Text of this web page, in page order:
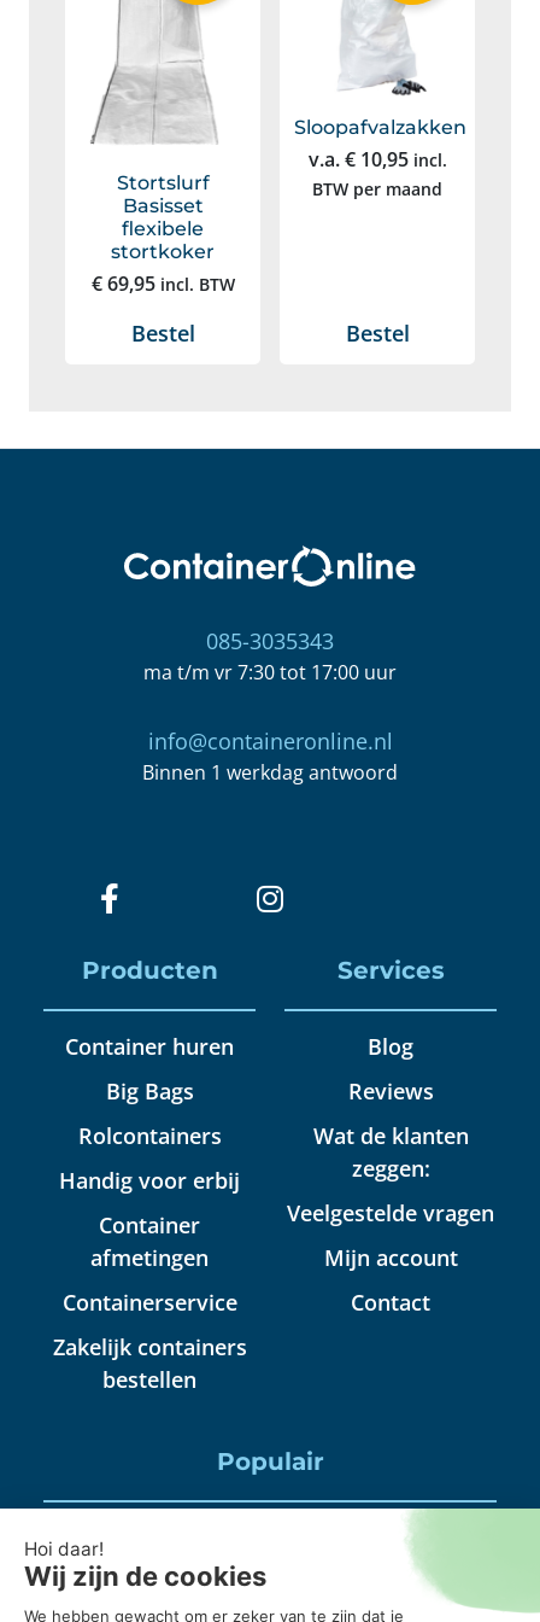
Stortslurf
Basisset
flexibele
stortkoker
€69,95 incl. BTW
Bestel
Sloopafvalzakken
v.a.€10,95 incl.
BTW per maand
Bestel
085-3035343
ma t/m vr 7:30 tot 17:00 uur
info@containeronline.nl
Binnen 1 werkdag antwoord
Producten
Container huren
Big Bags
Rolcontainers
Handig voor erbij
Container
afmetingen
Containerservice
Zakelijk containers
bestellen
Services
Blog
Reviews
Wat de klanten
zeggen:
Veelgestelde vragen
Mijn account
Contact
Populair
Huisraad container huren